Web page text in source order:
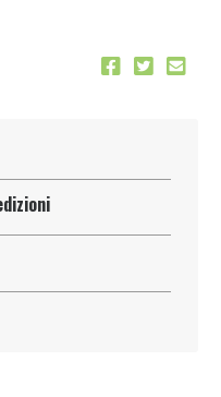
fino al 40% valido